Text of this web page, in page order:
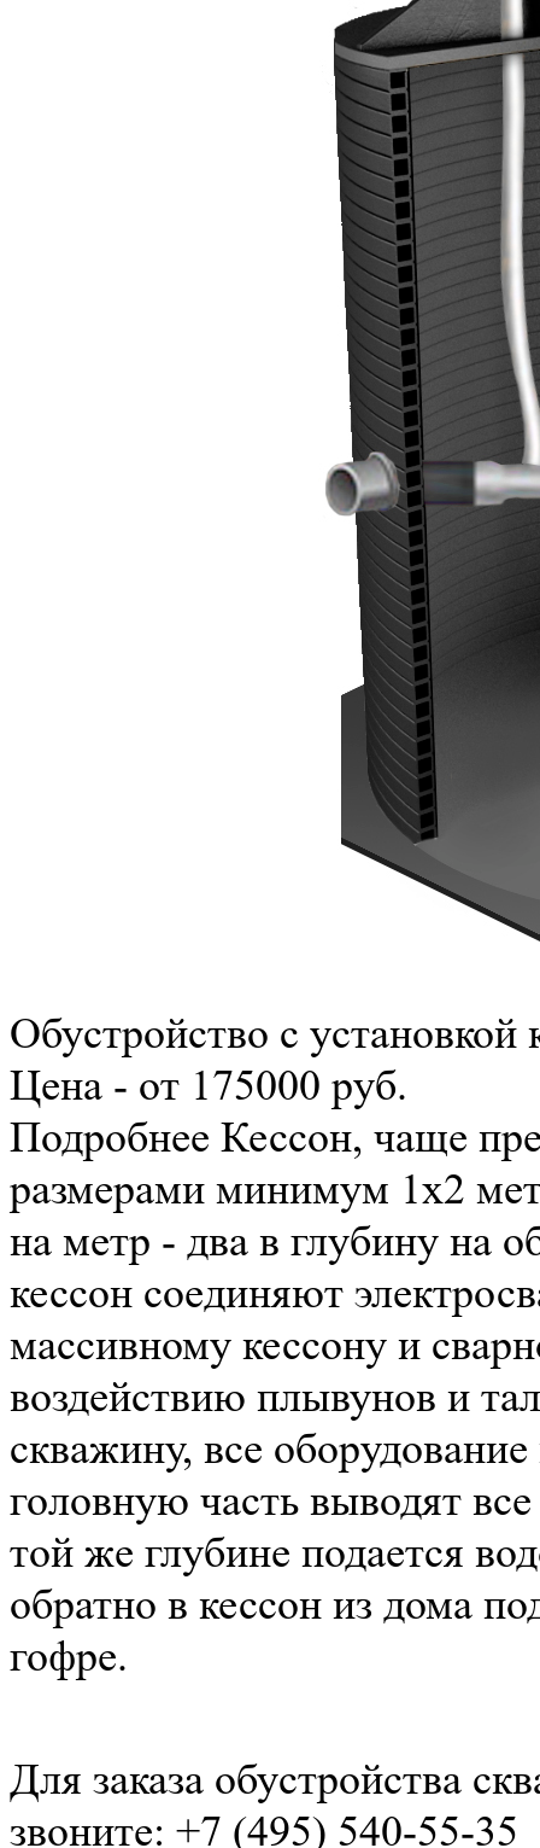
Обустройство с установкой
Цена - от 175000 руб.
Подробнее Кессон, чаще
размерами минимум 1x2
на метр - два в глубину на
кессон соединяют
массивному кессону и
воздействию плывунов и
скважину, все
головную часть выводят
той же глубине подается
обратно в кессон из дома
гофре.
Для заказа обустройства
звоните: +7 (495) 540-55-35